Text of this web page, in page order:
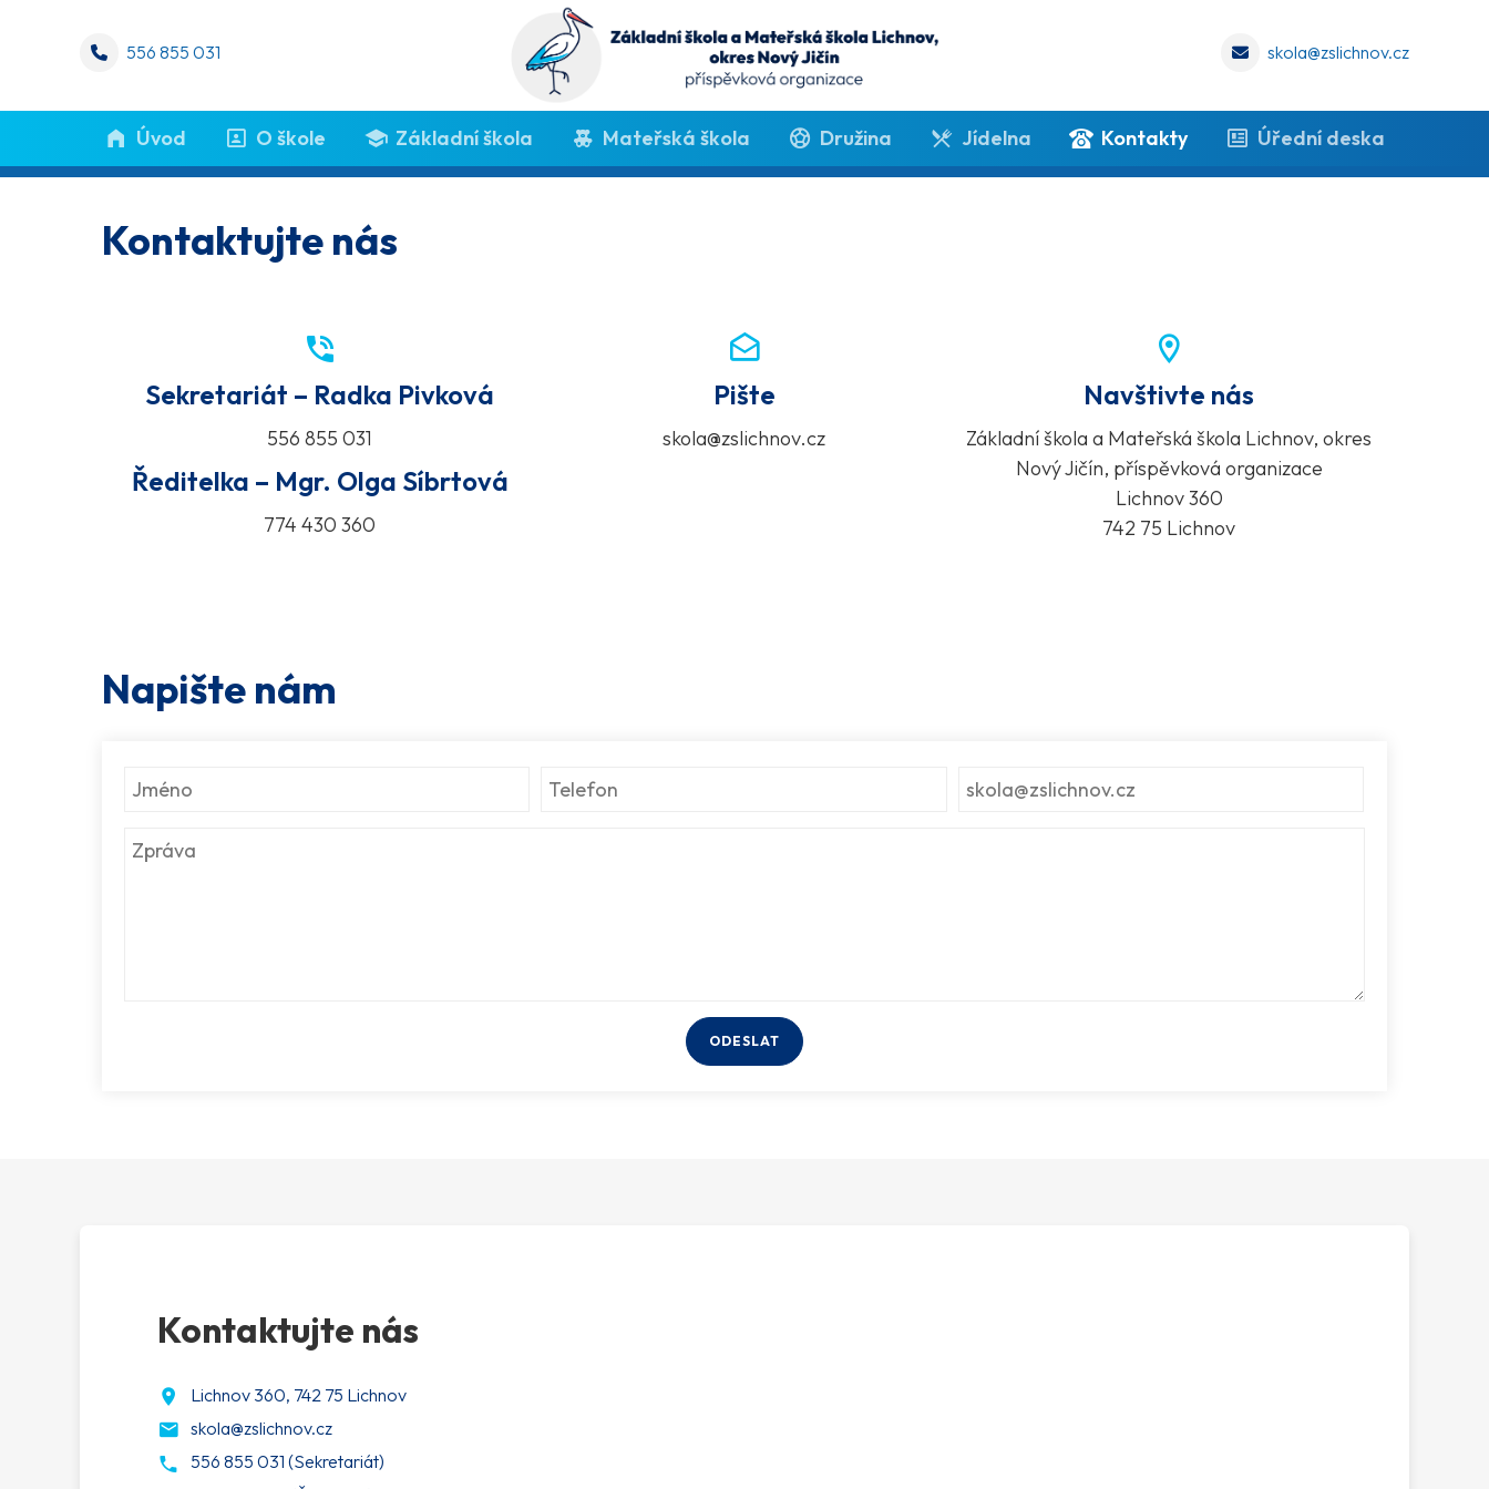
556 855 031 skola@zslichnov.cz
Úvod O škole Základní škola Mateřská škola Družina Jídelna Kontakty Úřední deska
Kontaktujte nás
Sekretariát – Radka Pivková
556 855 031
Ředitelka – Mgr. Olga Síbrtová
774 430 360
Pište
skola@zslichnov.cz
Navštivte nás
Základní škola a Mateřská škola Lichnov, okres
Nový Jičín, příspěvková organizace
Lichnov 360
742 75 Lichnov
Napište nám
Kontaktujte nás
Lichnov 360, 742 75 Lichnov
skola@zslichnov.cz
556 855 031 (Sekretariát)